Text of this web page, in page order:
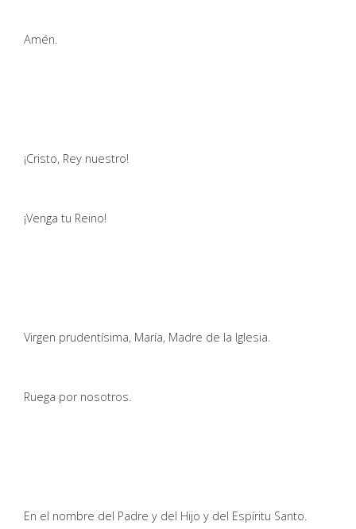
Amén.
¡Cristo, Rey nuestro!
¡Venga tu Reino!
Virgen prudentísima, María, Madre de la Iglesia.
Ruega por nosotros.
En el nombre del Padre y del Hijo y del Espíritu Santo.